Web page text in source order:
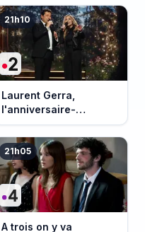
21h10
Laurent Gerra,
l'anniversaire-
événement
21h05
A trois on y va